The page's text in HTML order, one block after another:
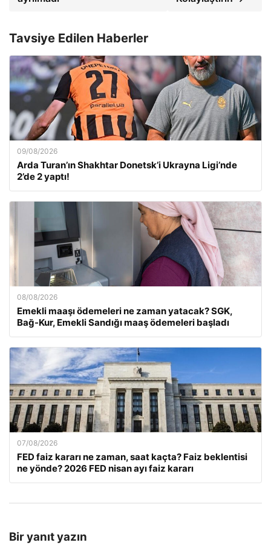
Tavsiye Edilen Haberler
09/08/2026
Arda Turan’ın Shakhtar Donetsk’i Ukrayna Ligi’nde
2’de 2 yaptı!
08/08/2026
Emekli maaşı ödemeleri ne zaman yatacak? SGK,
Bağ-Kur, Emekli Sandığı maaş ödemeleri başladı
07/08/2026
FED faiz kararı ne zaman, saat kaçta? Faiz beklentisi
ne yönde? 2026 FED nisan ayı faiz kararı
Bir yanıt yazın